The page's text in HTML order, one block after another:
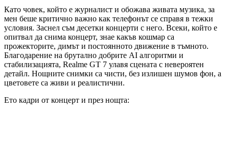
Като човек, който е журналист и обожава живата музика, за
мен беше критично важно как телефонът се справя в тежки
условия. Заснел съм десетки концерти с него. Всеки, който е
опитвал да снима концерт, знае какъв кошмар са
прожекторите, димът и постоянното движение в тъмното.
Благодарение на брутално добрите AI алгоритми и
стабилизацията, Realme GT 7 улавя сцената с невероятен
детайл. Нощните снимки са чисти, без излишен шумов фон, а
цветовете са живи и реалистични.
Ето кадри от концерт и през нощта: